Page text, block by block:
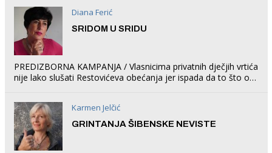
Diana Ferić
SRIDOM U SRIDU
PREDIZBORNA KAMPANJA / Vlasnicima privatnih dječjih vrtića
nije lako slušati Restovićeva obećanja jer ispada da to što oni
Karmen Jelčić
GRINTANJA ŠIBENSKE NEVISTE